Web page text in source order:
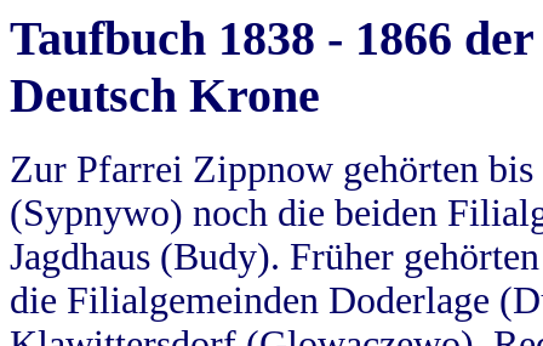
Taufbuch 1838 - 1866
Deutsch Krone
Zur Pfarrei Zippnow gehörten
(Sypnywo) noch die beiden
Jagdhaus (Budy). Früher
die Filialgemeinden Doderlage